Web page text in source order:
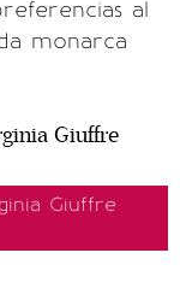
al
monarca
Giuffre